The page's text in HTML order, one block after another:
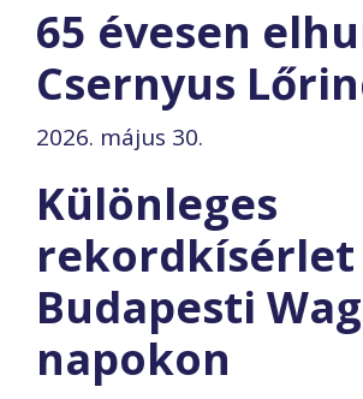
65 évesen
Csernyus
2026. május 30.
Különleges
rekordkísérlet
Budapesti
napokon